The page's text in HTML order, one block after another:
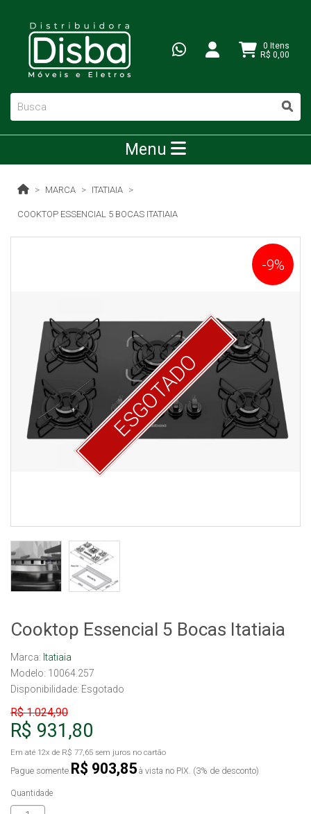
0 Itens
R$ 0,00
Menu
MARCA ITATIAIA
COOKTOP ESSENCIAL 5 BOCAS ITATIAIA
ESGOTADO
-9%
Cooktop Essencial 5 Bocas Itatiaia
Marca: Itatiaia
Modelo: 10064.257
Disponibilidade: Esgotado
R$ 1.024,90
R$ 931,80
Em até 12x de R$ 77,65 sem juros no cartão
Pague somente R$ 903,85 à vista no PIX. (3% de desconto)
Quantidade